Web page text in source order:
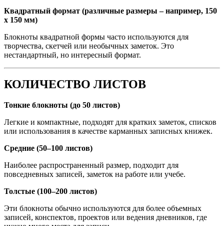
Квадратный формат (различные размеры – например, 150
x 150 мм)
Блокноты квадратной формы часто используются для
творчества, скетчей или необычных заметок. Это
нестандартный, но интересный формат.
КОЛИЧЕСТВО ЛИСТОВ
Тонкие блокноты (до 50 листов)
Легкие и компактные, подходят для кратких заметок, списков
или использования в качестве карманных записных книжек.
Средние (50–100 листов)
Наиболее распространенный размер, подходит для
повседневных записей, заметок на работе или учебе.
Толстые (100–200 листов)
Эти блокноты обычно используются для более объемных
записей, конспектов, проектов или ведения дневников, где